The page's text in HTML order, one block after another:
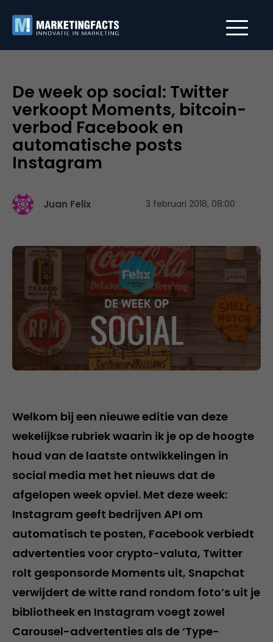
De week op social: Twitter
verkoopt Moments, bitcoin-
verbod Facebook en
automatische posts
Instagram
Juan Felix 3 februari 2018, 08:00
Welkom bij een nieuwe editie van deze
wekelijkse rubriek waarin ik je op de hoogte
houd van de laatste ontwikkelingen in
social media met het nieuws dat de
afgelopen week opviel. Met deze week:
Instagram geeft bedrijven API om
automatisch te posten, Facebook verbiedt
advertenties voor crypto-valuta, Twitter
rolt gesponsorde Moments uit, Snapchat
verwijdert de witte rand rondom foto’s uit je
bibliotheek en Instagram voegt zowel
Carousel-advertenties als de ‘Type-